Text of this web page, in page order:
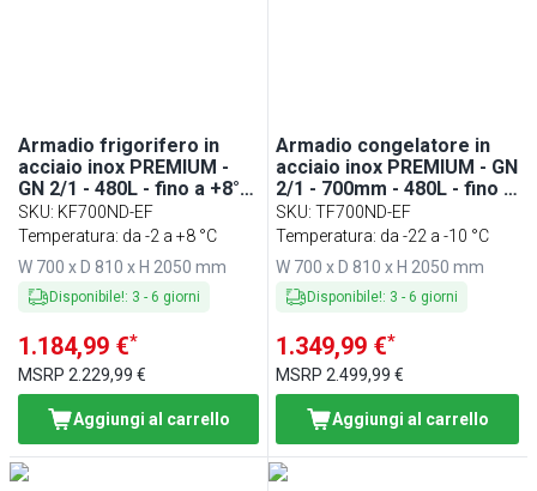
Armadio frigorifero in
acciaio inox PREMIUM -
GN 2/1 - 480L - fino a +8°C
- con 1 porta -
professionale; ventilato;
LED; risparmio energetico
SKU: KF700ND-EF
Temperatura: da -2 a +8 °C
W 700 x D 810 x H 2050 mm
Disponibile!: 3 - 6 giorni
1.184,99 €*
MSRP 2.229,99 €
Aggiungi al carrello
Armadio congelatore in
acciaio inox PREMIUM - GN
2/1 - 700mm - 480L - fino a
-20°C - con 1 porta in
vetro - professionale;
ventilato; LED
SKU:TF700ND-EF
Temperatura: da -22 a -10 °C
W 700 x D 810 x H 2050 mm
Disponibile!: 3 - 6 giorni
1.349,99 €*
MSRP2.499,99 €
Aggiungi al carrello